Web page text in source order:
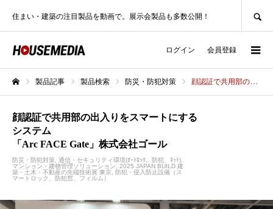
住まい・建築の注目製品を動画で。展示会製品も多数公開！
ログイン 会員登録
製品記事 製品検索 防災・防犯対策 顔認証で共用部の出入りをスマートにするシステム「Arc FACE Gate」株式会社ゴール
顔認証で共用部の出入りをスマートにする
システム
「Arc FACE Gate」株式会社ゴール
防災・防犯対策
通信・セキュリティ環境(ｵｰﾄﾛｯｸ、防犯、ﾈｯﾄ)
マンション・建物管理ソリューション
2025 JAPAN BUILD 建
築・土木・不動産の先端技術展 東京
防犯・侵入防止設備（ス
マートロック、防犯窓、フィルム）